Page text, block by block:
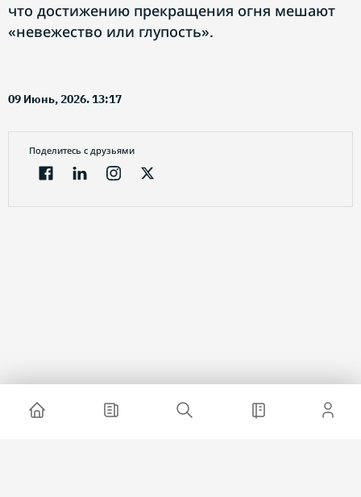
что достижению прекращения огня мешают
«невежество или глупость».
09 Июнь, 2026. 13:17
Поделитесь с друзьями